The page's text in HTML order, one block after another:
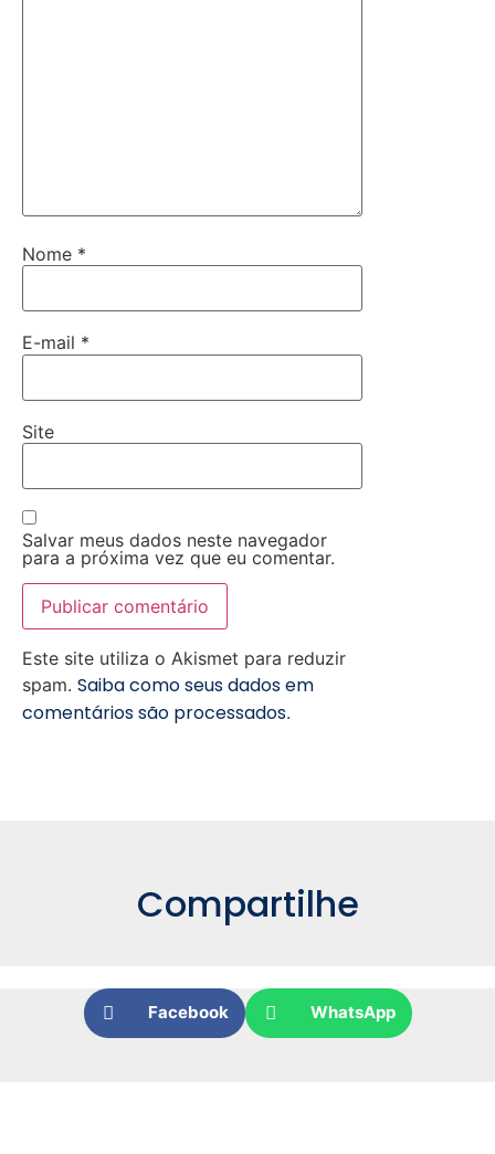
Nome *
E-mail *
Site
Salvar meus dados neste navegador
para a próxima vez que eu comentar.
Este site utiliza o Akismet para reduzir
spam. Saiba como seus dados em
comentários são processados.
Compartilhe
Facebook WhatsApp